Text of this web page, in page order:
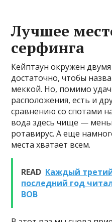
Лучшее
серфинга
Кейптаун окружен
достаточно, чтобы
меккой. Но, помимо
расположения, есть и
сравнению со спотами
вода здесь чище —
ротавирус. А еще
места хватает всем.
READ Каждый
последний год
ВОВ